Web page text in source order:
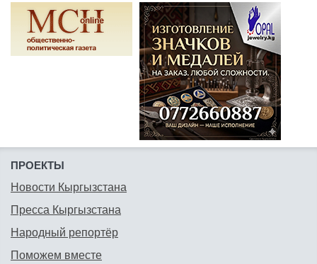
ПРОЕКТЫ
Новости Кыргызстана
Пресса Кыргызстана
Народный репортёр
Поможем вместе